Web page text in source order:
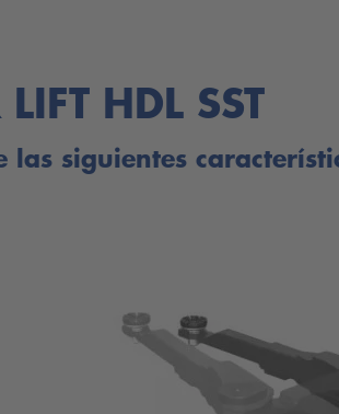
HDL SST
las siguientes